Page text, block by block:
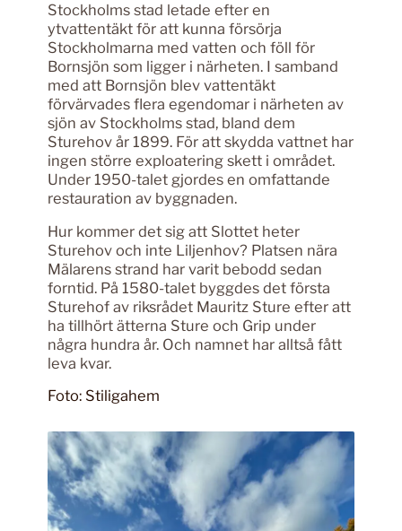
Stockholms stad letade efter en
ytvattentäkt för att kunna försörja
Stockholmarna med vatten och föll för
Bornsjön som ligger i närheten. I samband
med att Bornsjön blev vattentäkt
förvärvades flera egendomar i närheten av
sjön av Stockholms stad, bland dem
Sturehov år 1899. För att skydda vattnet har
ingen större exploatering skett i området.
Under 1950-talet gjordes en omfattande
restauration av byggnaden.
Hur kommer det sig att Slottet heter
Sturehov och inte Liljenhov? Platsen nära
Mälarens strand har varit bebodd sedan
forntid. På 1580-talet byggdes det första
Sturehof av riksrådet Mauritz Sture efter att
ha tillhört ätterna Sture och Grip under
några hundra år. Och namnet har alltså fått
leva kvar.
Foto: Stiligahem